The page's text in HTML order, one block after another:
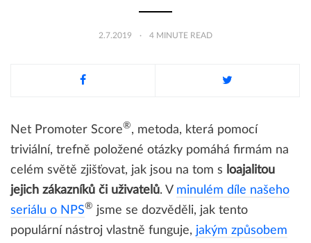
2.7.2019 4 MINUTE READ
Net Promoter Score®, metoda, která pomocí
triviální, trefně položené otázky pomáhá firmám na
celém světě zjišťovat, jak jsou na tom s loajalitou
jejich zákazníků či uživatelů. V minulém díle našeho
seriálu o NPS® jsme se dozvěděli, jak tento
populární nástroj vlastně funguje, jakým způsobem